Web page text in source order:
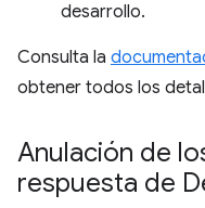
desarrollo.
Consulta la
obtener todos los
Anulación de
respuesta de